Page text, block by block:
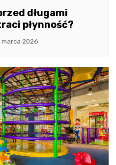
długami
płynność?
marca 2026